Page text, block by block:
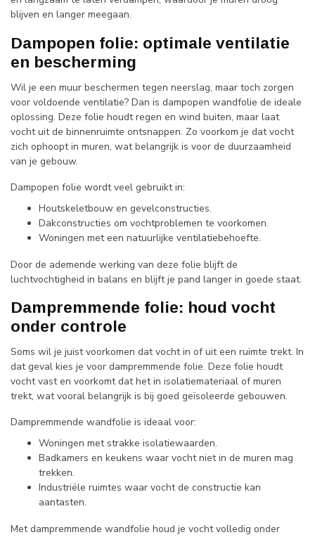
blijven en langer meegaan.
Dampopen folie: optimale ventilatie
en bescherming
Wil je een muur beschermen tegen neerslag, maar toch zorgen
voor voldoende ventilatie? Dan is dampopen wandfolie de ideale
oplossing. Deze folie houdt regen en wind buiten, maar laat
vocht uit de binnenruimte ontsnappen. Zo voorkom je dat vocht
zich ophoopt in muren, wat belangrijk is voor de duurzaamheid
van je gebouw.
Dampopen folie wordt veel gebruikt in:
Houtskeletbouw en gevelconstructies.
Dakconstructies om vochtproblemen te voorkomen.
Woningen met een natuurlijke ventilatiebehoefte.
Door de ademende werking van deze folie blijft de
luchtvochtigheid in balans en blijft je pand langer in goede staat.
Dampremmende folie: houd vocht
onder controle
Soms wil je juist voorkomen dat vocht in of uit een ruimte trekt. In
dat geval kies je voor dampremmende folie. Deze folie houdt
vocht vast en voorkomt dat het in isolatiemateriaal of muren
trekt, wat vooral belangrijk is bij goed geïsoleerde gebouwen.
Dampremmende wandfolie is ideaal voor:
Woningen met strakke isolatiewaarden.
Badkamers en keukens waar vocht niet in de muren mag
trekken.
Industriële ruimtes waar vocht de constructie kan
aantasten.
Met dampremmende wandfolie houd je vocht volledig onder